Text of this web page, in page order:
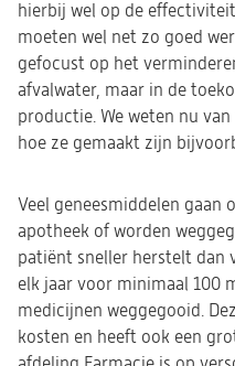
hierbij wel op de
moeten wel net zo goed
gefocust op het
afvalwater, maar in de
productie. We weten nu
hoe ze gemaakt zijn
Veel geneesmiddelen gaan
apotheek of worden
patiënt sneller herstelt dan
elk jaar voor minimaal 100
medicijnen weggegooid.
kosten en heeft ook een